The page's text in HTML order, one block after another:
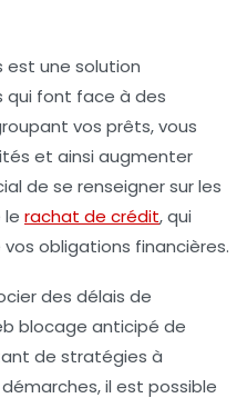
est une solution
qui font face à des
vos prêts, vous
et ainsi augmenter
de se renseigner sur les
le rachat de crédit, qui
obligations financières.
des délais de
blocage anticipé de
de stratégies à
il est possible